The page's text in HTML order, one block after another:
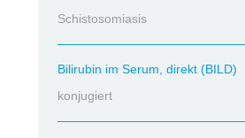
Schistosomiasis
Bilirubin im Serum, direkt (BILD)
konjugiert